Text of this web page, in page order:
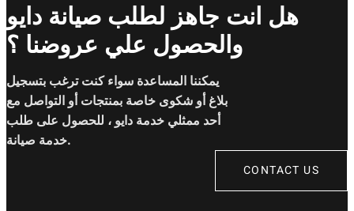
هل انت جاهز لطلب صيانة دايو
والحصول علي عروضنا ؟
يمكننا المساعدة سواء كنت ترغب بتسجيل
بلاغ أو شكوى خاصة بمنتجات أو التواصل مع
أحد ممثلي خدمة دايو ، للحصول على طلب
خدمة صيانة.
CONTACT US